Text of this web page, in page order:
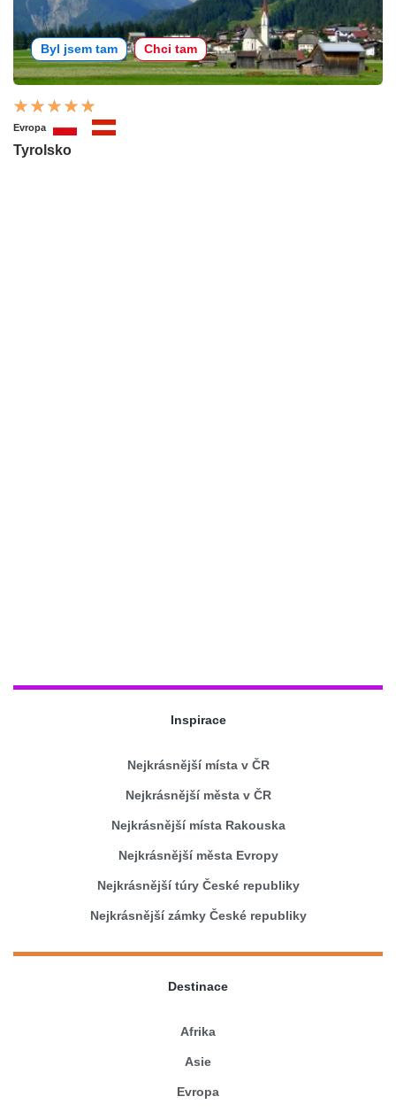
Byl jsem tam Chci tam
Evropa
Tyrolsko
Inspirace
Nejkrásnější místa v ČR
Nejkrásnější města v ČR
Nejkrásnější místa Rakouska
Nejkrásnější města Evropy
Nejkrásnější túry České republiky
Nejkrásnější zámky České republiky
Destinace
Afrika
Asie
Evropa